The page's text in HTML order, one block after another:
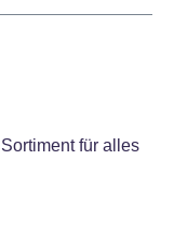
für alles